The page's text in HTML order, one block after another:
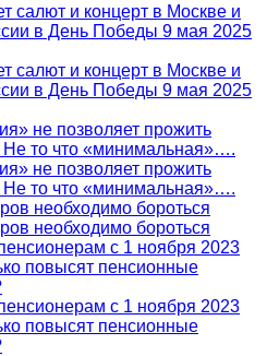
салют и концерт в Москве и
в День Победы 9 мая 2025
салют и концерт в Москве и
в День Победы 9 мая 2025
не позволяет прожить
то что «минимальная»….
не позволяет прожить
то что «минимальная»….
необходимо бороться
необходимо бороться
с 1 ноября 2023
повысят пенсионные
с 1 ноября 2023
повысят пенсионные